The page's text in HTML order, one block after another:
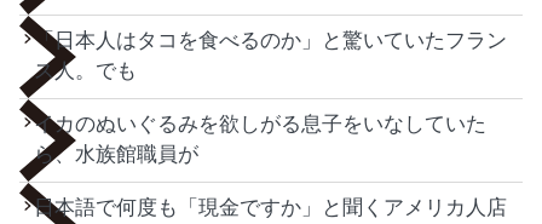
「日本人はタコを食べるのか」と驚いていたフラン
ス人。でも
イカのぬいぐるみを欲しがる息子をいなしていた
ら、水族館職員が
日本語で何度も「現金ですか」と聞くアメリカ人店